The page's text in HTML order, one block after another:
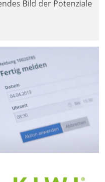
Bild der Potenziale